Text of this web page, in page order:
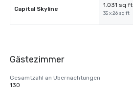
Capital Skyline
1.031 sq ft
35 x 26 sq ft
Gästezimmer
Gesamtzahl an Übernachtungen
130